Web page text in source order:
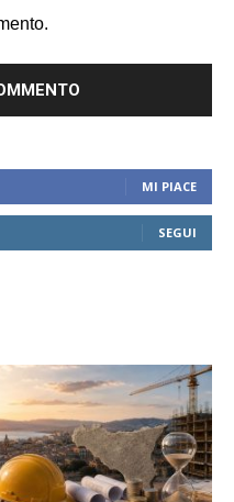
MI PIACE
SEGUI